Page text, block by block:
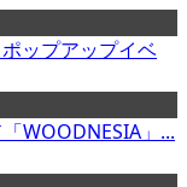
ップアップイベ
WOODNESIA」...